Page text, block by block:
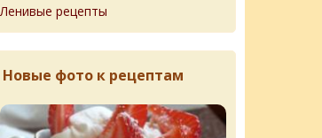
Ленивые рецепты
Новые фото к рецептам